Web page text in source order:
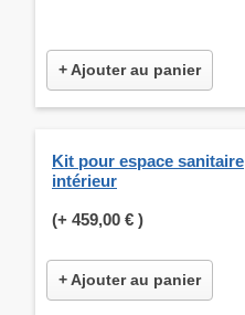
+ Ajouter au panier
Kit pour espace sanitaire
intérieur
(+ 459,00 € )
+ Ajouter au panier